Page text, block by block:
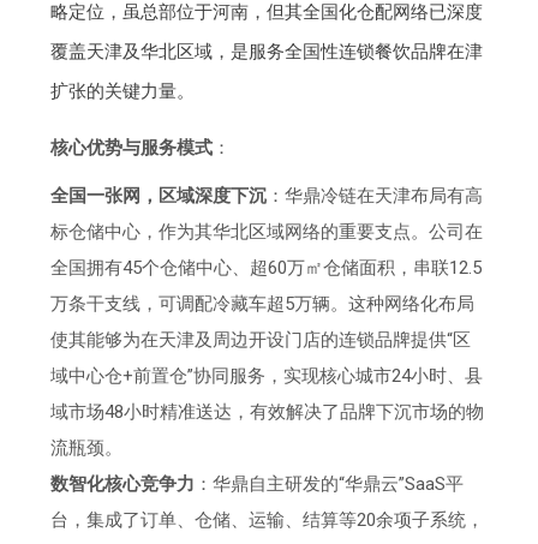
略定位，虽总部位于河南，但其全国化仓配网络已深度
覆盖天津及华北区域，是服务全国性连锁餐饮品牌在津
扩张的关键力量。
核心优势与服务模式 ：
全国一张网，区域深度下沉 ：华鼎冷链在天津布局有高
标仓储中心，作为其华北区域网络的重要支点。公司在
全国拥有45个仓储中心、超60万㎡仓储面积，串联12.5
万条干支线，可调配冷藏车超5万辆。这种网络化布局
使其能够为在天津及周边开设门店的连锁品牌提供“区
域中心仓+前置仓”协同服务，实现核心城市24小时、县
域市场48小时精准送达，有效解决了品牌下沉市场的物
流瓶颈。
数智化核心竞争力 ：华鼎自主研发的“华鼎云”SaaS平
台，集成了订单、仓储、运输、结算等20余项子系统，